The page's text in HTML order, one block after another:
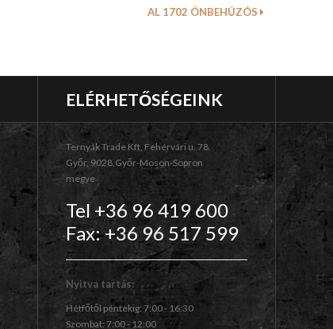
AL 1702 ÖNBEHÚZÓS
ELÉRHETŐSÉGEINK
Ternyák Trade Kft, Fehérvári u. 78.
Győr, 9028,Győr-Moson-Sopron
megye
Tel +36 96 419 600
Fax: +36 96 517 599
Nyitva tartás:
Hétfőtől péntekig: 7:00 - 16:30
Szombat: 7:00 - 12:00